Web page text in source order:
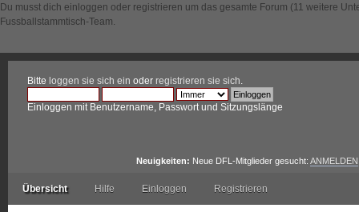
Du musst dich einloggen oder registrieren um das gesamte Forum (11 weitere
Fussballstammtisch-Team.
Bitte loggen sie sich ein oder registrieren sie sich
Einloggen mit Benutzername, Passwort und Sitzungslänge
Neuigkeiten: Neue DFL-Mitglieder gesucht: ANMELDEN
Übersicht Hilfe Einloggen Registrieren